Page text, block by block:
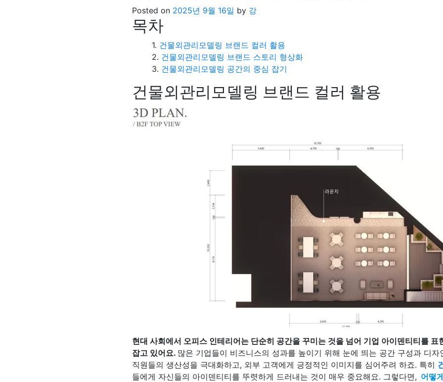
Posted on 2025년 9월 16일 by 강
목차
건물외관리모델링 브랜드 컬러 활용
건물외관리모델링 브랜드 스토리 형상화
건물외관리모델링 공간의 중심 잡기
건물외관리모델링 브랜드 컬러 활용
현대 사회에서 오피스 인테리어는 단순히 공간을 꾸미는 것을 넘어 기업 아이덴티티를 표
잡고 있어요. 많은 기업들이 비즈니스의 성과를 높이기 위해 눈에 띄는 공간 구성과 디자
직원들의 생산성을 극대화하고, 외부 고객에게 긍정적인 이미지를 심어주려 하죠. 특히
들에게 자신들의 아이덴티티를 뚜렷하게 드러내는 것이 매우 중요해요. 그렇다면, 어떻